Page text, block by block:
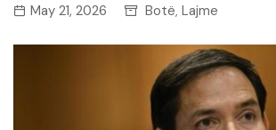
May 21, 2026 Botë, Lajme